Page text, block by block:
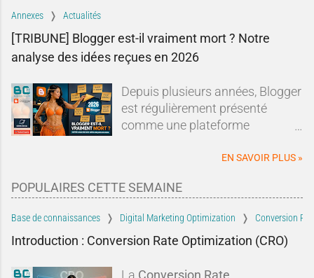
Annexes Actualités
[TRIBUNE] Blogger est-il vraiment mort ? Notre
analyse des idées reçues en 2026
Depuis plusieurs années, Blogger
est régulièrement présenté
comme une plateforme
de vie.Sur les forums, les réseaux
de plateformes de blogging, les
sans cesse : Blogger serait un
dinosaure du Web, Google
EN SAVOIR PLUS »
POPULAIRES CETTE SEMAINE
Base de connaissances Digital Marketing Optimization Conversion
Introduction : Conversion Rate Optimization (CRO)
La Conversion Rate